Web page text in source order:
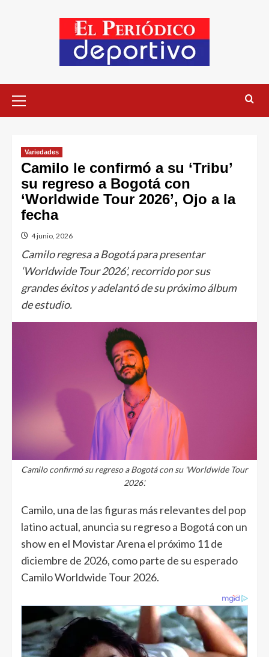
Variedades
Camilo le confirmó a su ‘Tribu’
su regreso a Bogotá con
‘Worldwide Tour 2026’, Ojo a la
fecha
4 junio, 2026
Camilo regresa a Bogotá para presentar
‘Worldwide Tour 2026’, recorrido por sus
grandes éxitos y adelantó de su próximo álbum
de estudio.
Camilo confirmó su regreso a Bogotá con su 'Worldwide Tour
2026'.
Camilo, una de las figuras más relevantes del pop
latino actual, anuncia su regreso a Bogotá con un
show en el Movistar Arena el próximo 11 de
diciembre de 2026, como parte de su esperado
Camilo Worldwide Tour 2026.